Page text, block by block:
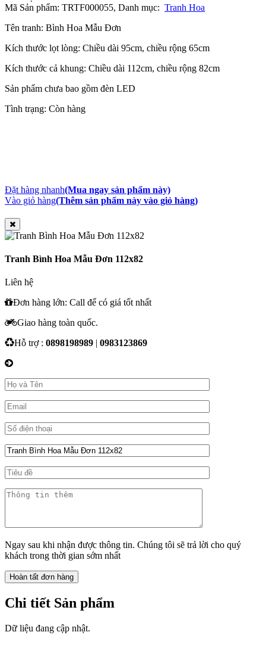
Mã Sản phẩm: TRTF000055, Danh mục: Tranh Hoa
Tên tranh: Bình Hoa Mẫu Đơn
Kích thước lọt lòng: Chiều dài 95cm, chiều rộng 65cm
Kích thước cả khung: Chiều dài 112cm, chiều rộng 82cm
Sản phẩm chưa bao gồm đèn LED
Tình trạng: Còn hàng
Đặt hàng nhanh(Mua ngay sản phẩm này)
Vào giỏ hàng(Thêm sản phẩm này vào giỏ hàng)
Tranh Bình Hoa Mẫu Đơn 112x82
Liên hệ
Đơn hàng lớn: Call để có giá tốt nhất
Giao hàng toàn quốc.
Hỗ trợ : 0898198989 | 0983123869
Ngay sau khi nhận được thông tin. Chúng tôi sẽ trả lời cho quý
khách trong thời gian sớm nhất
Chi tiết Sản phẩm
Dữ liệu đang cập nhật.